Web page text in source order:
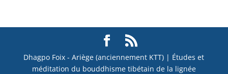
Dhagpo Foix - Ariège (anciennement KTT) | Études et
méditation du bouddhisme tibétain de la lignée